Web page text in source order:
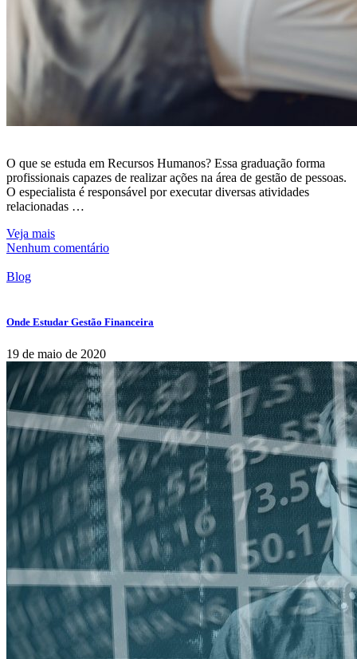
O que se estuda em Recursos Humanos? Essa graduação forma
profissionais capazes de realizar ações na área de gestão de pessoas.
O especialista é responsável por executar diversas atividades
relacionadas …
Veja mais
Nenhum comentário
Blog
Onde Estudar Gestão Financeira
19 de maio de 2020